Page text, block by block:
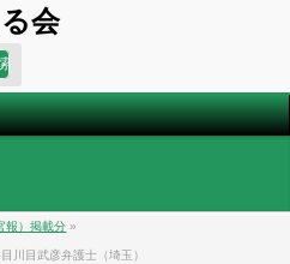
会
報）掲載分 »
川目武彦弁護士（埼玉）